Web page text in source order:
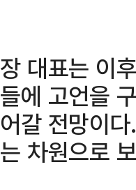
장 대표는 이
들에 고언을
어갈 전망이
는 차원으로